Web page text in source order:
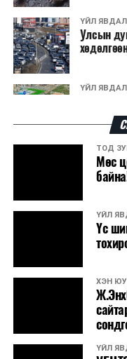
ҮЙЛ ЯВДАЛ
Улсын
ҮЙЛ ЯВДАЛ
ҮЙЛ ЯВДАЛ
КОП17-д
ҮЙЛ ЯВДАЛ
ҮЙЛ ЯВДАЛ
COP17-
орчим
ҮЙЛ ЯВДАЛ
ТОД
Мөс
ҮЙЛ
Үс
ХЭН
ҮЙЛ